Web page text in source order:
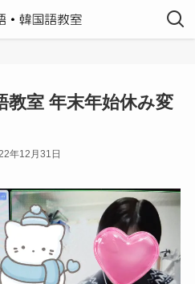
教室 年末年始休み変
年12月31日